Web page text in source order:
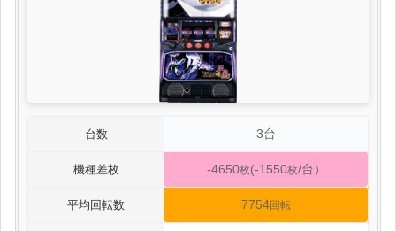
台数 3台
機種差枚 -4650枚(-1550枚/台）
平均回転数 7754回転